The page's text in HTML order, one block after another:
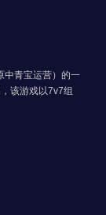
中青宝运营）的一
该游戏以7v7组